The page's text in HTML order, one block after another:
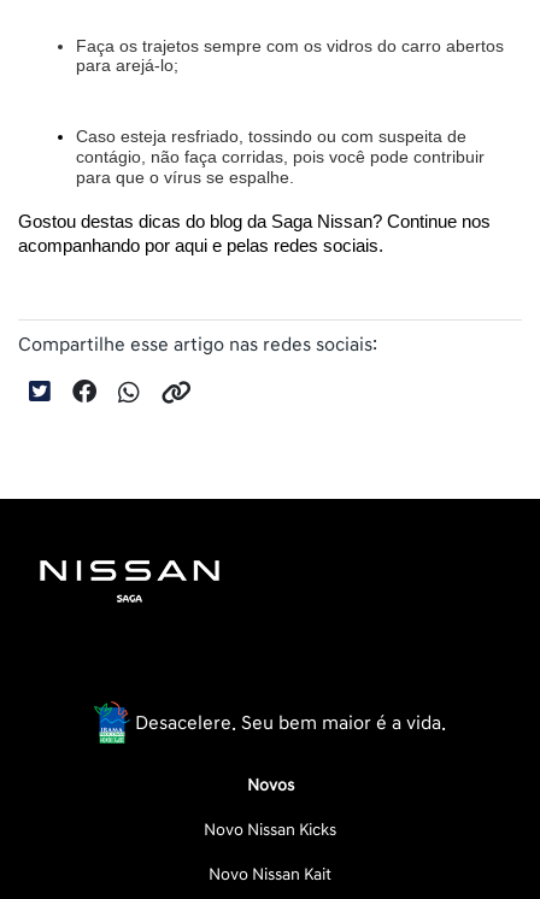
Faça os trajetos sempre com os vidros do carro abertos
para arejá-lo;
Caso esteja resfriado, tossindo ou com suspeita de
contágio, não faça corridas, pois você pode contribuir
para que o vírus se espalhe.
Gostou destas dicas do blog da Saga Nissan? Continue nos
acompanhando por aqui e pelas redes sociais.
Compartilhe esse artigo nas redes sociais:
Desacelere. Seu bem maior é a vida.
Novos
Novo Nissan Kicks
Novo Nissan Kait